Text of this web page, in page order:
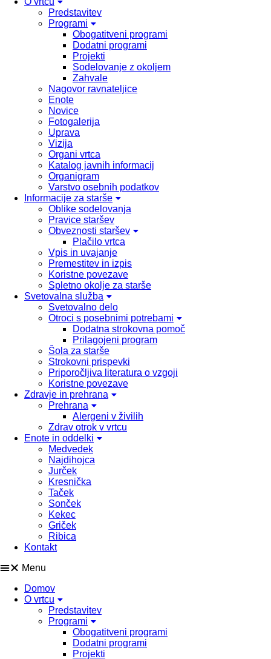
Predstavitev
Programi
Obogatitveni programi
Dodatni programi
Projekti
Sodelovanje z okoljem
Zahvale
Nagovor ravnateljice
Enote
Novice
Fotogalerija
Uprava
Vizija
Organi vrtca
Katalog javnih informacij
Organigram
Varstvo osebnih podatkov
Informacije za starše
Oblike sodelovanja
Pravice staršev
Obveznosti staršev
Plačilo vrtca
Vpis in uvajanje
Premestitev in izpis
Koristne povezave
Spletno okolje za starše
Svetovalna služba
Svetovalno delo
Otroci s posebnimi potrebami
Dodatna strokovna pomoč
Prilagojeni program
Šola za starše
Strokovni prispevki
Priporočljiva literatura o vzgoji
Koristne povezave
Zdravje in prehrana
Prehrana
Alergeni v živilih
Zdrav otrok v vrtcu
Enote in oddelki
Medvedek
Najdihojca
Jurček
Kresnička
Taček
Sonček
Kekec
Griček
Ribica
Kontakt
Menu
Domov
O vrtcu
Predstavitev
Programi
Obogatitveni programi
Dodatni programi
Projekti